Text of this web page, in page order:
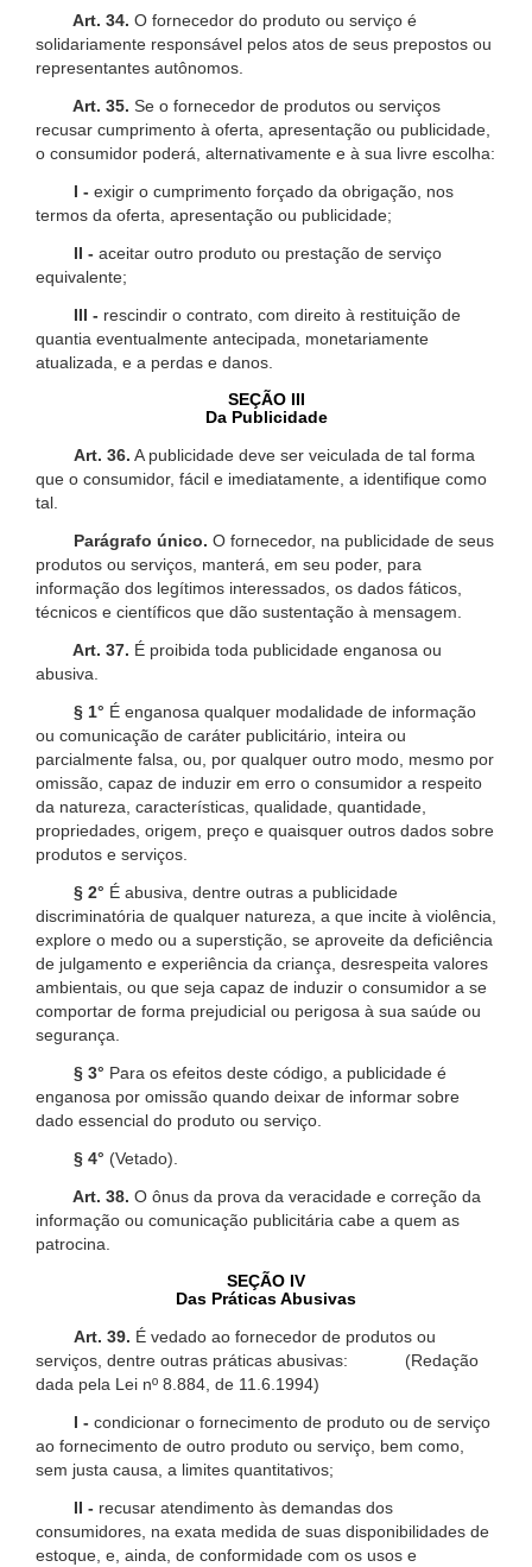
Art. 34. O fornecedor do produto ou serviço é
solidariamente responsável pelos atos de seus prepostos ou
representantes autônomos.
Art. 35. Se o fornecedor de produtos ou serviços
recusar cumprimento à oferta, apresentação ou publicidade,
o consumidor poderá, alternativamente e à sua livre escolha:
I - exigir o cumprimento forçado da obrigação, nos
termos da oferta, apresentação ou publicidade;
II - aceitar outro produto ou prestação de serviço
equivalente;
III - rescindir o contrato, com direito à restituição de
quantia eventualmente antecipada, monetariamente
atualizada, e a perdas e danos.
SEÇÃO III
Da Publicidade
Art. 36. A publicidade deve ser veiculada de tal forma
que o consumidor, fácil e imediatamente, a identifique como
tal.
Parágrafo único. O fornecedor, na publicidade de seus
produtos ou serviços, manterá, em seu poder, para
informação dos legítimos interessados, os dados fáticos,
técnicos e científicos que dão sustentação à mensagem.
Art. 37. É proibida toda publicidade enganosa ou
abusiva.
§ 1° É enganosa qualquer modalidade de informação
ou comunicação de caráter publicitário, inteira ou
parcialmente falsa, ou, por qualquer outro modo, mesmo por
omissão, capaz de induzir em erro o consumidor a respeito
da natureza, características, qualidade, quantidade,
propriedades, origem, preço e quaisquer outros dados sobre
produtos e serviços.
§ 2° É abusiva, dentre outras a publicidade
discriminatória de qualquer natureza, a que incite à violência,
explore o medo ou a superstição, se aproveite da deficiência
de julgamento e experiência da criança, desrespeita valores
ambientais, ou que seja capaz de induzir o consumidor a se
comportar de forma prejudicial ou perigosa à sua saúde ou
segurança.
§ 3° Para os efeitos deste código, a publicidade é
enganosa por omissão quando deixar de informar sobre
dado essencial do produto ou serviço.
§ 4° (Vetado).
Art. 38. O ônus da prova da veracidade e correção da
informação ou comunicação publicitária cabe a quem as
patrocina.
SEÇÃO IV
Das Práticas Abusivas
Art. 39. É vedado ao fornecedor de produtos ou
serviços, dentre outras práticas abusivas: (Redação
dada pela Lei nº 8.884, de 11.6.1994)
I - condicionar o fornecimento de produto ou de serviço
ao fornecimento de outro produto ou serviço, bem como,
sem justa causa, a limites quantitativos;
II - recusar atendimento às demandas dos
consumidores, na exata medida de suas disponibilidades de
estoque, e, ainda, de conformidade com os usos e